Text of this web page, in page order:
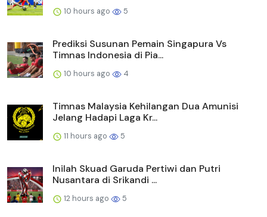
10 hours ago 5
Prediksi Susunan Pemain Singapura Vs
Timnas Indonesia di Pia...
10 hours ago 4
Timnas Malaysia Kehilangan Dua Amunisi
Jelang Hadapi Laga Kr...
11 hours ago 5
Inilah Skuad Garuda Pertiwi dan Putri
Nusantara di Srikandi ...
12 hours ago 5